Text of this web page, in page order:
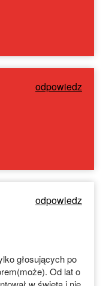
odpowiedz
odpowiedz
głosujących po
Od lat o